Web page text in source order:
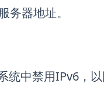
务器地址。
统中禁用IPv6，